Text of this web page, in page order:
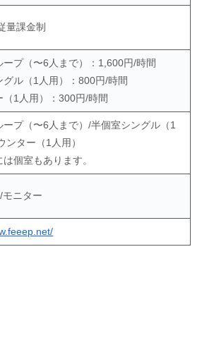
量課金制
ープ（〜6人まで）：1,600円/時間
グル（1人用）：800円/時間
（1人用）：300円/時間
ープ（〜6人まで）/半個室シングル（1
ンター（1人用）
個室もあります。
ニター